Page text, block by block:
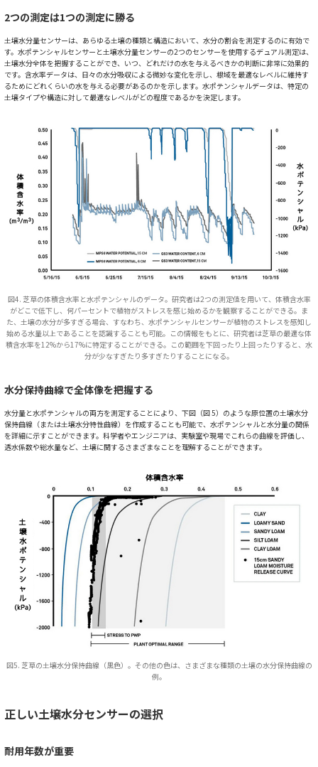
2つの測定は1つの測定に勝る
土壌水分量センサーは、あらゆる土壌の種類と構造において、水分の割合を測定するのに有効で
す。水ポテンシャルセンサーと土壌水分量センサーの2つのセンサーを使用するデュアル測定は、
土壌水分全体を把握することができ、いつ、どれだけの水を与えるべきかの判断に非常に効果的
です。含水率データは、日々の水分吸収による微妙な変化を示し、根域を最適なレベルに維持す
るためにどれくらいの水を与える必要があるのかを示します。水ポテンシャルデータは、特定の
土壌タイプや構造に対して最適なレベルがどの程度であるかを決定します。
図4. 芝草の体積含水率と水ポテンシャルのデータ。研究者は2つの測定値を用いて、体積含水率
がどこで低下し、何パーセントで植物がストレスを感じ始めるかを観察することができる。ま
た、土壌の水分が多すぎる場合、すなわち、水ポテンシャルセンサーが植物のストレスを感知し
始める水量以上であることを認識することも可能。この情報をもとに、研究者は芝草の最適な体
積含水率を12%から17%に特定することができる。この範囲を下回ったり上回ったりすると、水
分が少なすぎたり多すぎたりすることになる。
水分保持曲線で全体像を把握する
水分量と水ポテンシャルの両方を測定することにより、下図（図 5）のような原位置の土壌水分
保持曲線（または土壌水分特性曲線）を作成することも可能で、水ポテンシャルと水分量の関係
を詳細に示すことができます。科学者やエンジニアは、実験室や現場でこれらの曲線を評価し、
透水係数や総水量など、土壌に関するさまざまなことを理解することができます。
図5. 芝草の土壌水分保持曲線（黒色）。その他の色は、さまざまな種類の土壌の水分保持曲線の
例。
正しい土壌水分センサーの選択
耐用年数が重要